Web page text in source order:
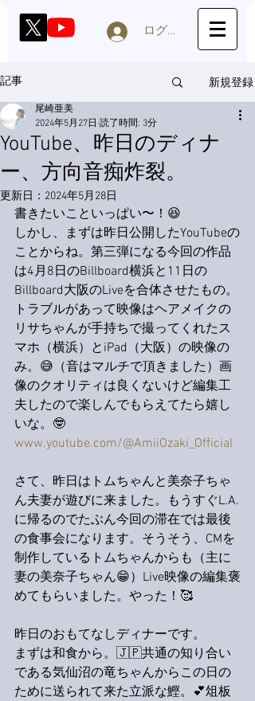
ログイン
記事 新規登録
YouTube、昨日のディナ
ー、方向音痴炸裂。
尾崎亜美
2024年5月27日 読了時間: 3分
更新日： 2024年5月28日
書きたいこといっぱい〜！😆
しかし、まずは昨日公開したYouTubeの
ことからね。第三弾になる今回の作品
は4月8日のBillboard横浜と11日の
Billboard大阪のLiveを合体させたもの。
トラブルがあって映像はヘアメイクの
リサちゃんが手持ちで撮ってくれたス
マホ（横浜）とiPad（大阪）の映像の
み。😅（音はマルチで頂きました）画
像のクオリティは良くないけど編集工
夫したので楽しんでもらえてたら嬉し
いな。🤓
www.youtube.com/@AmiiOzaki_Official
さて、昨日はトムちゃんと美奈子ちゃ
ん夫妻が遊びに来ました。もうすぐL.A.
に帰るのでたぶん今回の滞在では最後
の食事会になります。そうそう、CMを
制作しているトムちゃんからも（主に
妻の美奈子ちゃん😁）Live映像の編集褒
めてもらいました。やった！🥰
昨日のおもてなしディナーです。
まずは和食から。🇯🇵共通の知り合い
である気仙沼の竜ちゃんからこの日の
ために送られて来た立派な鰹。💕俎板